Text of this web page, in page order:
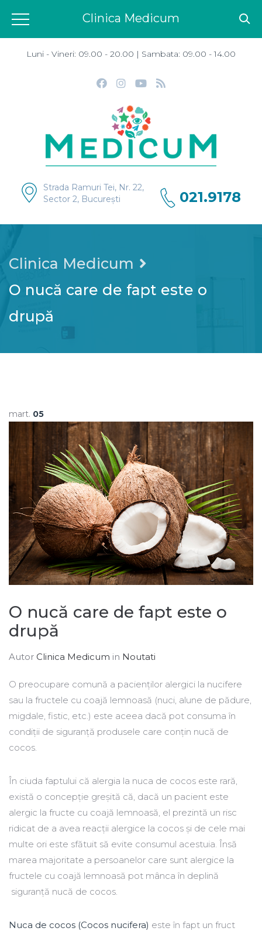
Luni - Vineri: 09.00 - 20.00 | Sambata: 09.00 - 14.00
Strada Ramuri Tei, Nr. 22,
Sector 2, București
021.9178
Clinica Medicum
O nucă care de fapt este o
drupă
mart. 05
O nucă care de fapt este o
drupă
Autor Clinica Medicum in Noutati
O preocupare comună a pacienților alergici la nucifere
sau la fructele cu coajă lemnoasă (nuci, alune de pădure,
migdale, fistic, etc.) este aceea dacă pot consuma în
condiții de siguranță produsele care conțin nucă de
cocos.
În ciuda faptului că alergia la nuca de cocos este rară,
există o concepție greșită că, dacă un pacient este
alergic la fructe cu coajă lemnoasă, el prezintă un risc
ridicat de a avea reacții alergice la cocos și de cele mai
multe ori este sfătuit să evite consumul acestuia. Însă
marea majoritate a persoanelor care sunt alergice la
fructele cu coajă lemnoasă pot mânca în deplină
siguranță nucă de cocos.
Nuca de cocos (Cocos nucifera) este în fapt un fruct
Clinica Medicum